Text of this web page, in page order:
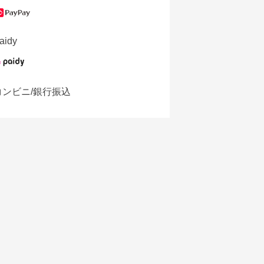
ンビニ/銀行振込